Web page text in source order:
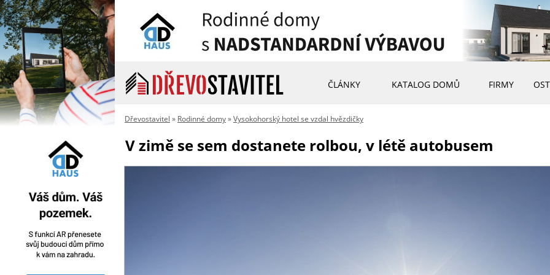
ČLÁNKY KATALOG DOMŮ FIRMY
Dřevostavitel » Rodinné domy»Vysokohorský hotel se vzdal hvězdičky
V zimě se sem dostanete rolbou, v létě autobusem